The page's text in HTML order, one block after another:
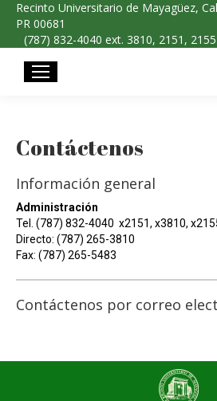
Recinto Universitario de Mayagüez,
PR 00681
(787) 832-4040 ext. 3810, 2151, 2155
Contáctenos
Información general
Administración
Tel. (787) 832-4040 x2151, x3810,
Directo: (787) 265-3810
Fax: (787) 265-5483
Contáctenos por correo